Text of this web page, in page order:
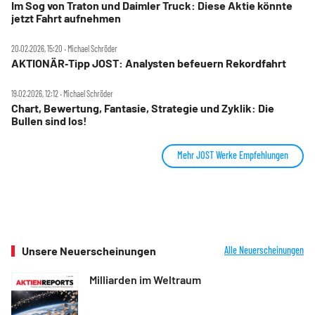
Im Sog von Traton und Daimler Truck: Diese Aktie könnte
jetzt Fahrt aufnehmen
20.02.2026, 15:20 ‧ Michael Schröder
AKTIONÄR‑Tipp JOST: Analysten befeuern Rekordfahrt
19.02.2026, 12:12 ‧ Michael Schröder
Chart, Bewertung, Fantasie, Strategie und Zyklik: Die
Bullen sind los!
Mehr JOST Werke Empfehlungen
Unsere Neuerscheinungen Alle Neuerscheinungen
Milliarden im Weltraum